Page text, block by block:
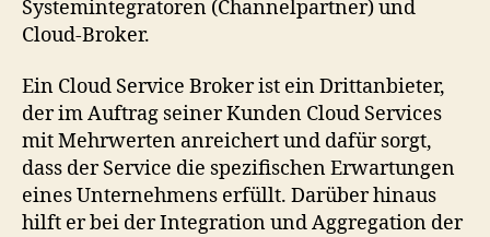
Systemintegratoren (Channelpartner) und
Cloud-Broker.
Ein Cloud Service Broker ist ein Drittanbieter,
der im Auftrag seiner Kunden Cloud Services
mit Mehrwerten anreichert und dafür sorgt,
dass der Service die spezifischen Erwartungen
eines Unternehmens erfüllt. Darüber hinaus
hilft er bei der Integration und Aggregation der